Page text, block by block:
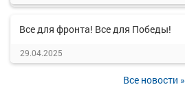
Все для фронта! Все для Победы!
29.04.2025
Все новости »